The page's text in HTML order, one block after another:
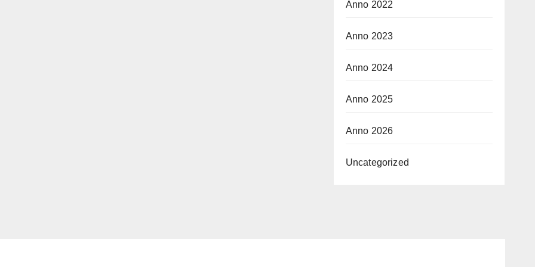
Anno 2022
Anno 2023
Anno 2024
Anno 2025
Anno 2026
Uncategorized